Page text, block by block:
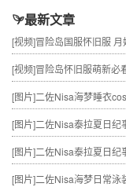
最新文章
[视频]冒险岛国服怀旧服 月
[视频]冒险岛怀旧服萌新必
[图片]二佐Nisa海梦睡衣
[图片]二佐Nisa泰拉夏日纪
[图片]二佐Nisa泰拉夏日纪
[图片]二佐Nisa海梦日常泳